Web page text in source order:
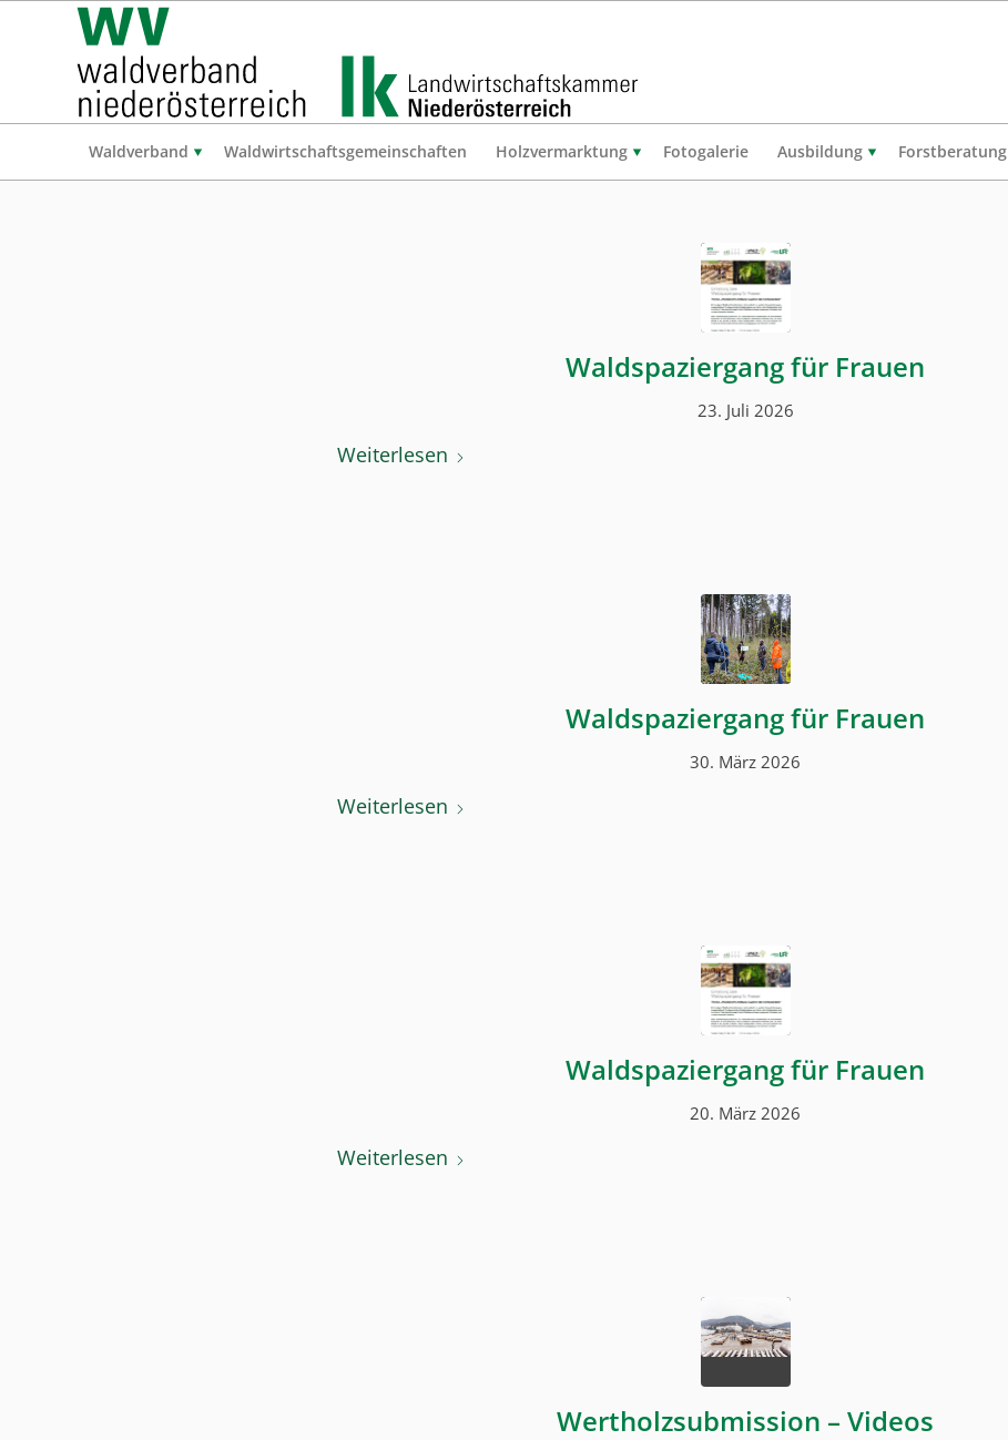
Waldverband Waldwirtschaftsgemeinschaften Holzvermarktung Fotogalerie Ausbildung Forstberatung
Waldspaziergang für Frauen
23. Juli 2026
Weiterlesen
Waldspaziergang für Frauen
30. März 2026
Weiterlesen
Waldspaziergang für Frauen
20. März 2026
Weiterlesen
Wertholzsubmission – Videos